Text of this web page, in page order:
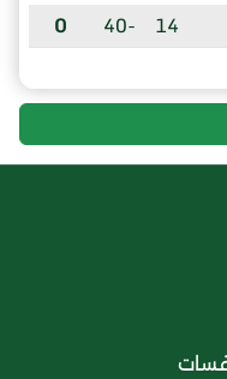
14
-40
0